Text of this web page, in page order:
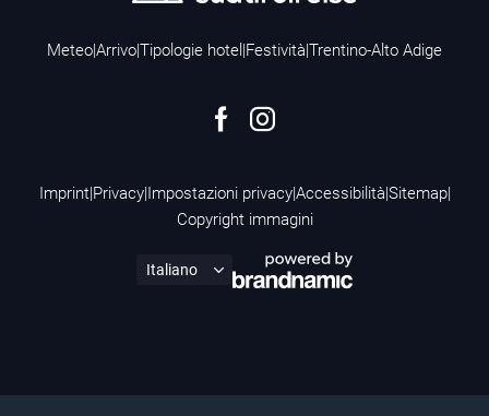
Meteo|Arrivo|Tipologie hotel |Festività|Trentino-Alto Adige
Imprint|Privacy|Impostazioni privacy|Accessibilità|Sitemap|
Copyright immagini